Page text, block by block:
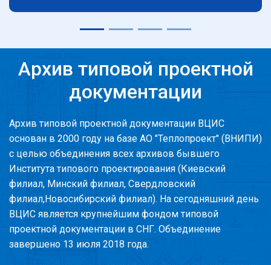
Архив типовой проектной
документации
Архив типовой проектной документации ВЦИС
основан в 2000 году на базе АО "Теплопроект" (ВНИПИ)
с целью объединения всех архивов бывшего
Института типового проектирования (Киевский
филиал, Минский филиал, Свердловский
филиал,Новосибирский филиал). На сегодняшний день
ВЦИС является крупнейшим фондом типовой
проектной документации в СНГ. Объединение
завершено 13 июля 2018 года.